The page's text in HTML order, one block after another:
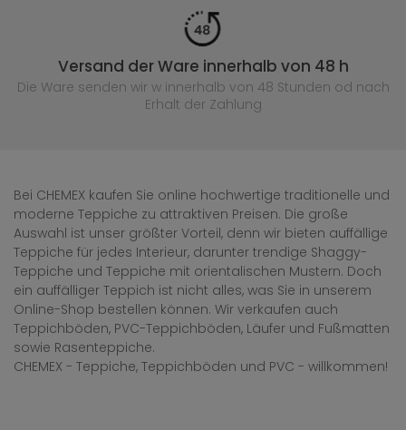
Versand der Ware innerhalb von 48 h
Die Ware senden wir w innerhalb von 48 Stunden od nach
Erhalt der Zahlung
Bei CHEMEX kaufen Sie online hochwertige traditionelle und
moderne Teppiche zu attraktiven Preisen. Die große
Auswahl ist unser größter Vorteil, denn wir bieten auffällige
Teppiche für jedes Interieur, darunter trendige Shaggy-
Teppiche und Teppiche mit orientalischen Mustern. Doch
ein auffälliger Teppich ist nicht alles, was Sie in unserem
Online-Shop bestellen können. Wir verkaufen auch
Teppichböden, PVC-Teppichböden, Läufer und Fußmatten
sowie Rasenteppiche.
CHEMEX - Teppiche, Teppichböden und PVC - willkommen!